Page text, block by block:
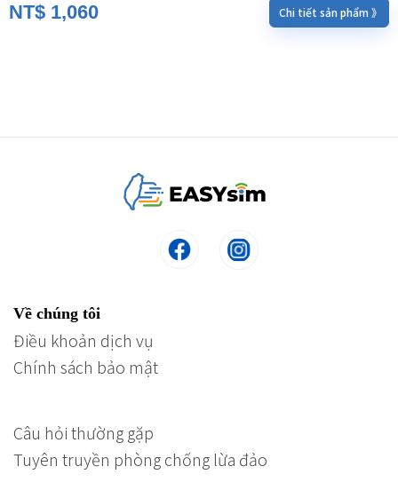
NT$ 1,060 Chi tiết sản phẩm 》
Về chúng tôi
Điều khoản dịch vụ
Chính sách bảo mật
Câu hỏi thường gặp
Tuyên truyền phòng chống lừa đảo